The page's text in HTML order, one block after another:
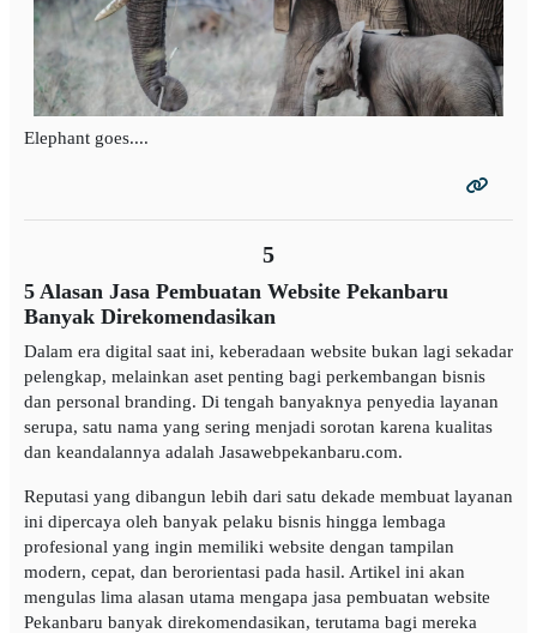
Elephant goes....
5
5 Alasan Jasa Pembuatan Website Pekanbaru
Banyak Direkomendasikan
Dalam era digital saat ini, keberadaan website bukan lagi sekadar
pelengkap, melainkan aset penting bagi perkembangan bisnis
dan personal branding. Di tengah banyaknya penyedia layanan
serupa, satu nama yang sering menjadi sorotan karena kualitas
dan keandalannya adalah Jasawebpekanbaru.com.
Reputasi yang dibangun lebih dari satu dekade membuat layanan
ini dipercaya oleh banyak pelaku bisnis hingga lembaga
profesional yang ingin memiliki website dengan tampilan
modern, cepat, dan berorientasi pada hasil. Artikel ini akan
mengulas lima alasan utama mengapa jasa pembuatan website
Pekanbaru banyak direkomendasikan, terutama bagi mereka